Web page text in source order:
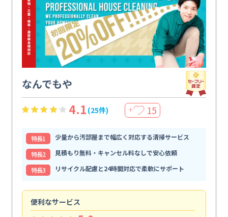
なんでもや
4.1 (25件) ＋ 15
特⻑1
少量から汚部屋まで幅広く対応する清掃サービス
特⻑2
見積もり無料・キャンセル料なしで安心依頼
特⻑3
リサイクル配慮と24時間対応で柔軟にサポート
便利なサービス